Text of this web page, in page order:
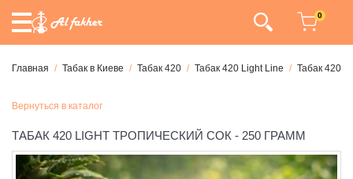
0
Главная Табак в Киеве Табак 420 Табак 420 Light Line Табак 420
Вернуться в каталог
ТАБАК 420 LIGHT ТРОПИЧЕСКИЙ СОК - 250 ГРАММ